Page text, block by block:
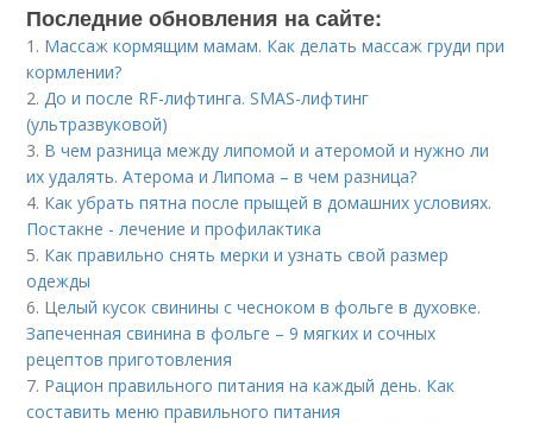
Последние обновления на сайте:
1. Массаж кормящим мамам. Как делать массаж груди при
кормлении?
2. До и после RF-лифтинга. SMAS-лифтинг
(ультразвуковой)
3. В чем разница между липомой и атеромой и нужно ли
их удалять. Атерома и Липома – в чем разница?
4. Как убрать пятна после прыщей в домашних условиях.
Постакне - лечение и профилактика
5. Как правильно снять мерки и узнать свой размер
одежды
6. Целый кусок свинины с чесноком в фольге в духовке.
Запеченная свинина в фольге – 9 мягких и сочных
рецептов приготовления
7. Рацион правильного питания на каждый день. Как
составить меню правильного питания